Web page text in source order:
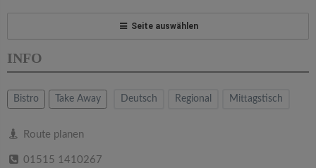
Seite auswählen
INFO
Bistro Take Away Deutsch Regional Mittagstisch
Route planen
01515 1410267
a
v